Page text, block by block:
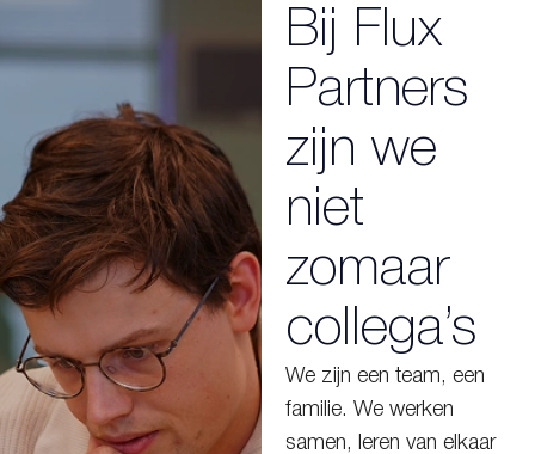
Bij Flux
Partners
zijn we
niet
zomaar
collega’s
We zijn een team, een
familie. We werken
samen, leren van elkaar